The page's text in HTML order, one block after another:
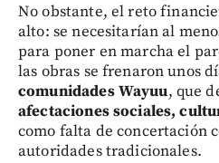
No obstante, el reto
alto: se necesitarían al
para poner en marcha el
las obras se frenaron unos
comunidades Wayuu, que
afectaciones sociales,
como falta de concertación
autoridades tradicionales.